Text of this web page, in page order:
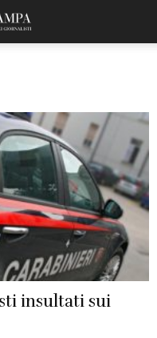
insultati sui